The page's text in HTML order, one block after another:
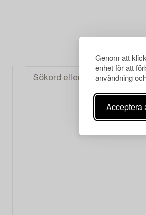
Genom att
enhet för att
användning
Acceptera